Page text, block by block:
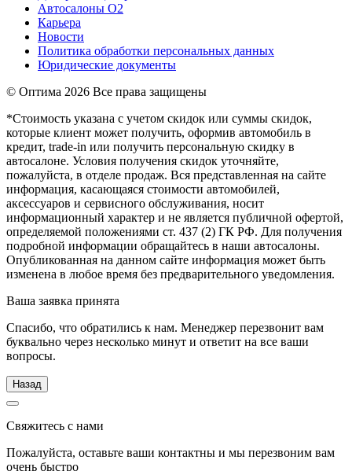
Автосалоны О2
Карьера
Новости
Политика обработки персональных данных
Юридические документы
© Оптима 2026 Все права защищены
*Стоимость указана с учетом скидок или суммы скидок,
которые клиент может получить, оформив автомобиль в
кредит, trade-in или получить персональную скидку в
автосалоне. Условия получения скидок уточняйте,
пожалуйста, в отделе продаж. Вся представленная на сайте
информация, касающаяся стоимости автомобилей,
аксессуаров и сервисного обслуживания, носит
информационный характер и не является публичной офертой,
определяемой положениями ст. 437 (2) ГК РФ. Для получения
подробной информации обращайтесь в наши автосалоны.
Опубликованная на данном сайте информация может быть
изменена в любое время без предварительного уведомления.
Ваша заявка принята
Спасибо, что обратились к нам. Менеджер перезвонит вам
буквально через несколько минут и ответит на все ваши
вопросы.
Назад
Свяжитесь с нами
Пожалуйста, оставьте ваши контактны и мы перезвоним вам
очень быстро